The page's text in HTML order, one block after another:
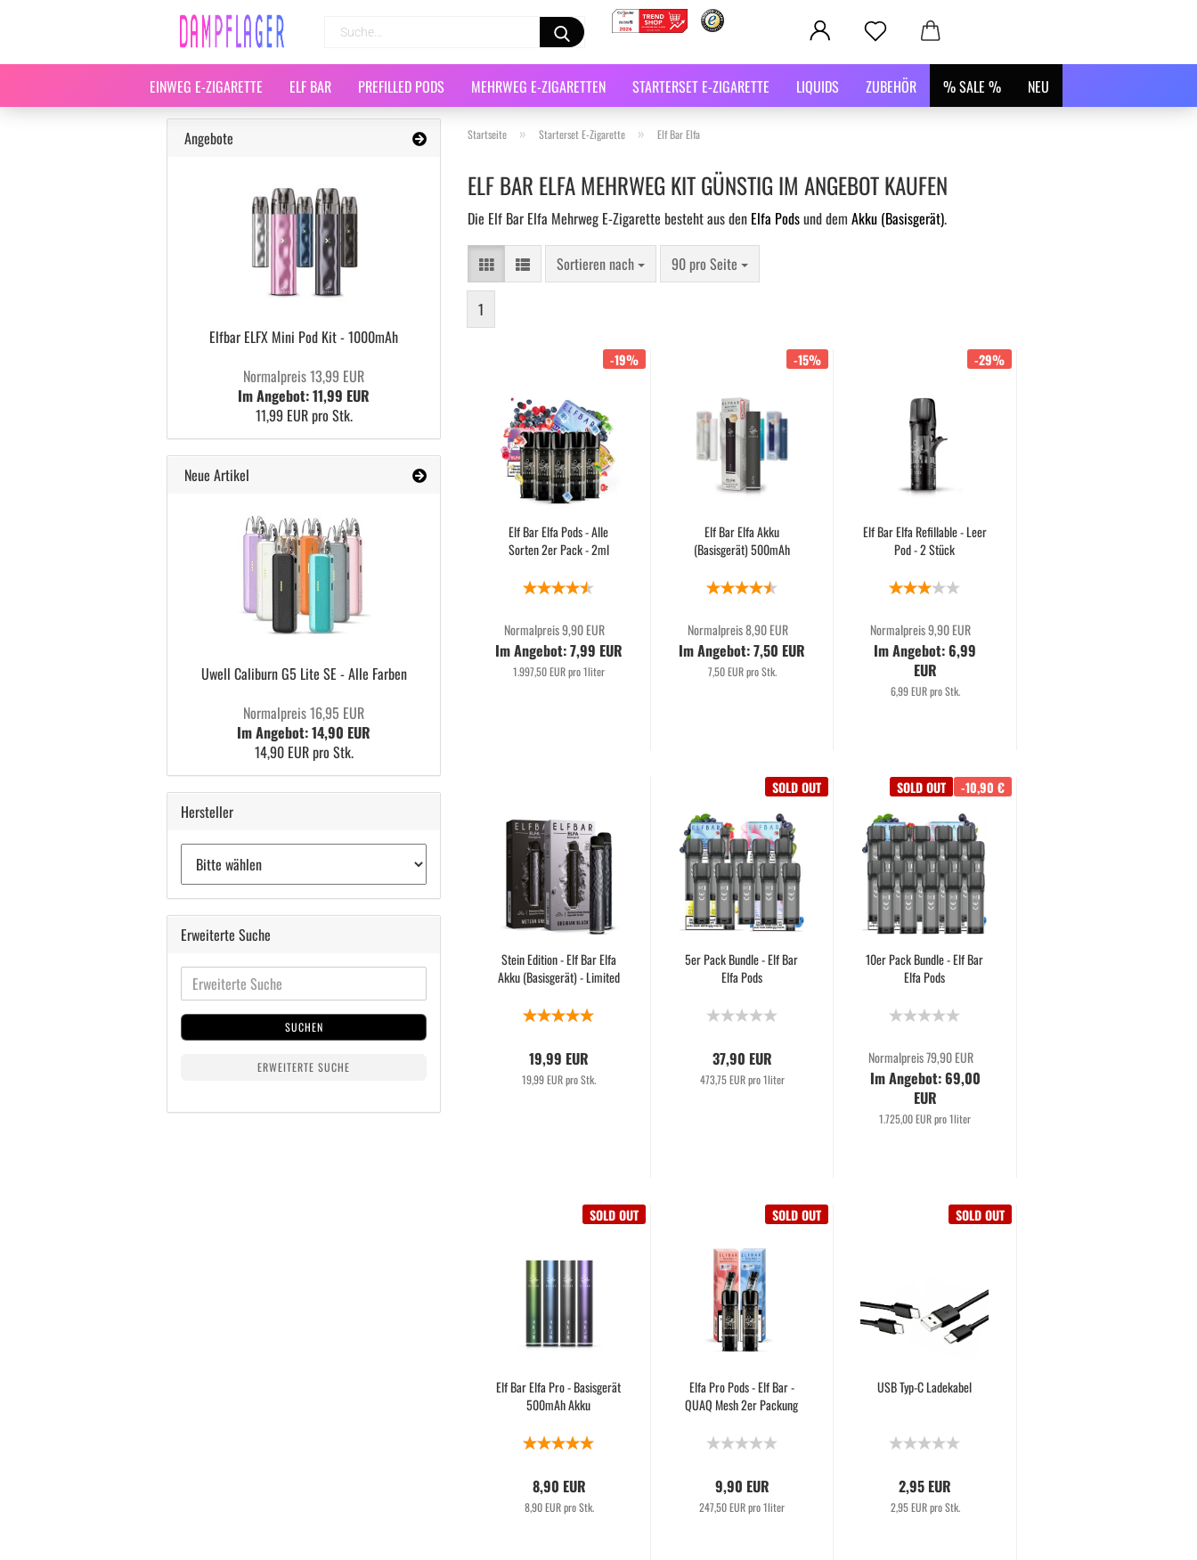
EINWEG E-ZIGARETTE ELF BAR PREFILLED PODS MEHRWEG E-ZIGARETTEN STARTERSET E-ZIGARETTE LIQUIDS ZUBEHÖR % SALE % NEU
Startseite » Starterset E-Zigarette » Elf Bar Elfa
ELF BAR ELFA MEHRWEG KIT GÜNSTIG IM ANGEBOT KAUFEN
Die Elf Bar Elfa Mehrweg E-Zigarette besteht aus den Elfa Podsund demAkku (Basisgerät).
Sortieren nach 90 pro Seite
1
-19%
Elf Bar Elfa Pods - Alle
Sorten 2er Pack - 2ml
Normalpreis 9,90 EUR
Im Angebot: 7,99 EUR
1.997,50 EUR pro 1liter
-15%
Elf Bar Elfa Akku
(Basisgerät) 500mAh
Normalpreis 8,90 EUR
Im Angebot: 7,50 EUR
7,50 EUR pro Stk.
-29%
Elf Bar Elfa Refillable - Leer
Pod - 2 Stück
Normalpreis 9,90 EUR
Im Angebot: 6,99
EUR
6,99 EUR pro Stk.
Stein Edition - Elf Bar Elfa
Akku (Basisgerät) - Limited
19,99 EUR
19,99 EUR pro Stk.
SOLD OUT
5er Pack Bundle - Elf Bar
Elfa Pods
37,90 EUR
473,75 EUR pro 1liter
SOLD OUT -10,90 €
10er Pack Bundle - Elf Bar
Elfa Pods
Normalpreis 79,90 EUR
Im Angebot: 69,00
EUR
1.725,00 EUR pro 1liter
SOLD OUT
Elf Bar Elfa Pro - Basisgerät
500mAh Akku
8,90 EUR
8,90 EUR pro Stk.
SOLD OUT
Elfa Pro Pods - Elf Bar -
QUAQ Mesh 2er Packung
9,90 EUR
247,50 EUR pro 1liter
SOLD OUT
USB Typ-C Ladekabel
2,95 EUR
2,95 EUR pro Stk.
Angebote
Elfbar ELFX Mini Pod Kit - 1000mAh
Normalpreis 13,99 EUR
Im Angebot: 11,99 EUR
11,99 EUR pro Stk.
Neue Artikel
Uwell Caliburn G5 Lite SE - Alle Farben
Normalpreis 16,95 EUR
Im Angebot: 14,90 EUR
14,90 EUR pro Stk.
Hersteller
Erweiterte Suche
SUCHEN
ERWEITERTE SUCHE